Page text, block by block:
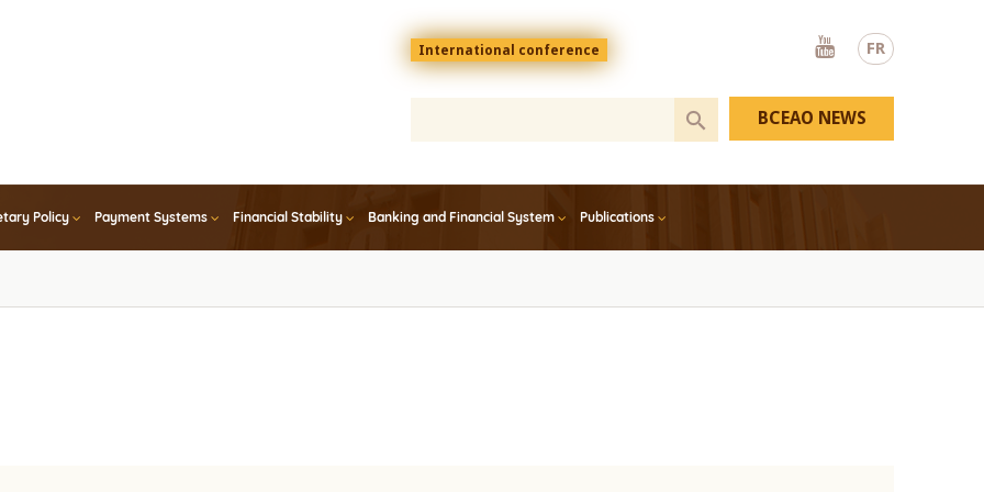
FR
Menu
top
En
International conference
Youtube
Policy Payment Systems Financial Stability Banking and Financial System Publications
BCEAO NEWS